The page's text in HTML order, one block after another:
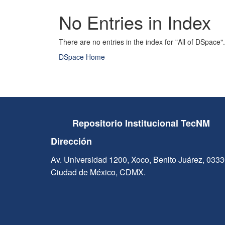
No Entries in Index
There are no entries in the index for "All of DSpace".
DSpace Home
Repositorio Institucional TecNM
Dirección
Av. Universidad 1200, Xoco, Benito Juárez,
Ciudad de México, CDMX.